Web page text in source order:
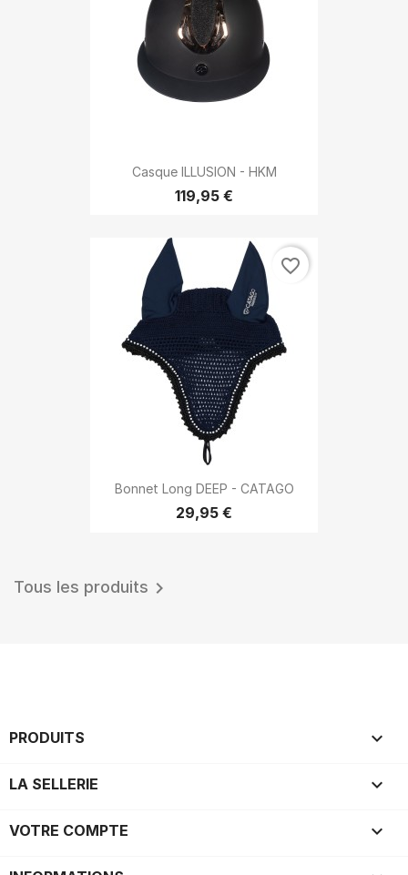
Casque ILLUSION - HKM
119,95 €
Bonnet Long DEEP - CATAGO
29,95 €
favorite_border
Tous les produits 
PRODUITS 
LA SELLERIE 
VOTRE COMPTE 